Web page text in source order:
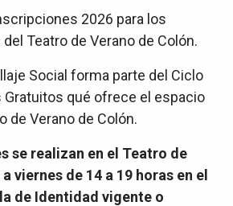
2026 para los
Teatro de Verano de Colón.
Social forma parte del Ciclo
Gratuitos qué ofrece el espacio
de Verano de Colón.
se realizan en el Teatro de
viernes de 14 a 19 horas en el
de Identidad vigente o